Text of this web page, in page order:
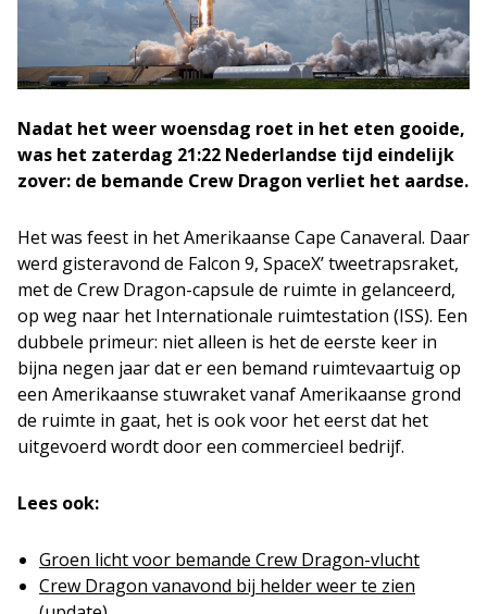
Nadat het weer woensdag roet in het eten gooide,
was het zaterdag 21:22 Nederlandse tijd eindelijk
zover: de bemande Crew Dragon verliet het aardse.
Het was feest in het Amerikaanse Cape Canaveral. Daar
werd gisteravond de Falcon 9, SpaceX’ tweetrapsraket,
met de Crew Dragon-capsule de ruimte in gelanceerd,
op weg naar het Internationale ruimtestation (ISS). Een
dubbele primeur: niet alleen is het de eerste keer in
bijna negen jaar dat er een bemand ruimtevaartuig op
een Amerikaanse stuwraket vanaf Amerikaanse grond
de ruimte in gaat, het is ook voor het eerst dat het
uitgevoerd wordt door een commercieel bedrijf.
Lees ook:
Groen licht voor bemande Crew Dragon-vlucht
Crew Dragon vanavond bij helder weer te zien